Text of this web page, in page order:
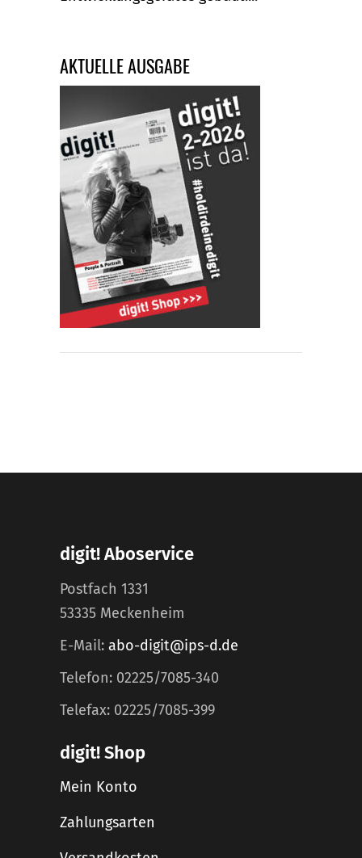
AKTUELLE AUSGABE
digit! Aboservice
Postfach 1331
53335 Meckenheim
E-Mail: abo-digit@ips-d.de
Telefon: 02225/7085-340
Telefax: 02225/7085-399
digit! Shop
Mein Konto
Zahlungsarten